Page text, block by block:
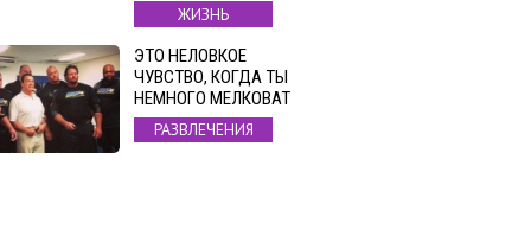
ЖИЗНЬ
ЭТО НЕЛОВКОЕ
ЧУВСТВО, КОГДА ТЫ
НЕМНОГО МЕЛКОВАТ
РАЗВЛЕЧЕНИЯ